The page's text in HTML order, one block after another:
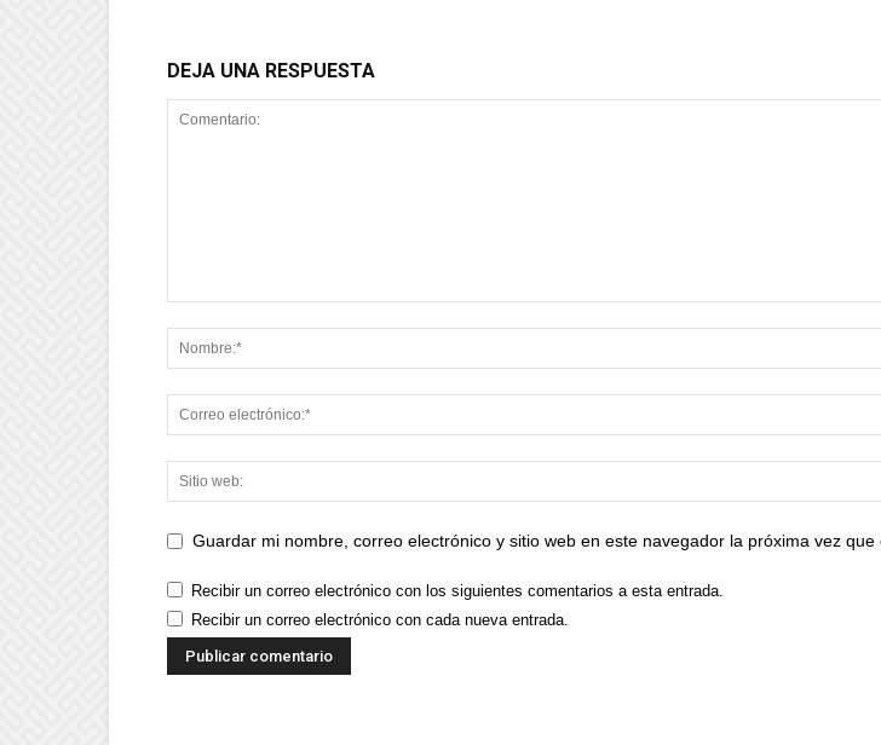
DEJA UNA RESPUESTA
Guardar mi nombre, correo electrónico y sitio web en este navegador la próxima vez que
Recibir un correo electrónico con los siguientes comentarios a esta entrada.
Recibir un correo electrónico con cada nueva entrada.